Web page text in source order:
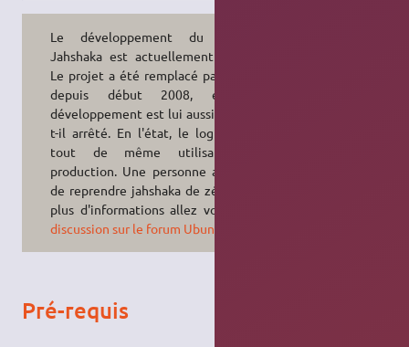
Le développement du logiciel
Jahshaka est actuellement stoppé.
Le projet a été remplacé par Cinefx
depuis début 2008, et son
développement est lui aussi semble-
t-il arrêté. En l'état, le logiciel est
tout de même utilisable en
production. Une personne a décidé
de reprendre jahshaka de zéro, pour
plus d'informations allez voir
discussion sur le forum Ubuntu-fr
Pré-requis